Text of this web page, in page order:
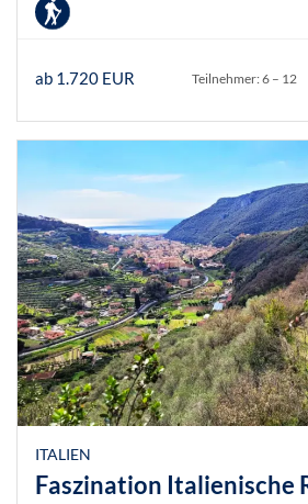
ab 1.720 EUR Teilnehmer: 6 – 12
ITALIEN
Faszination Italienische